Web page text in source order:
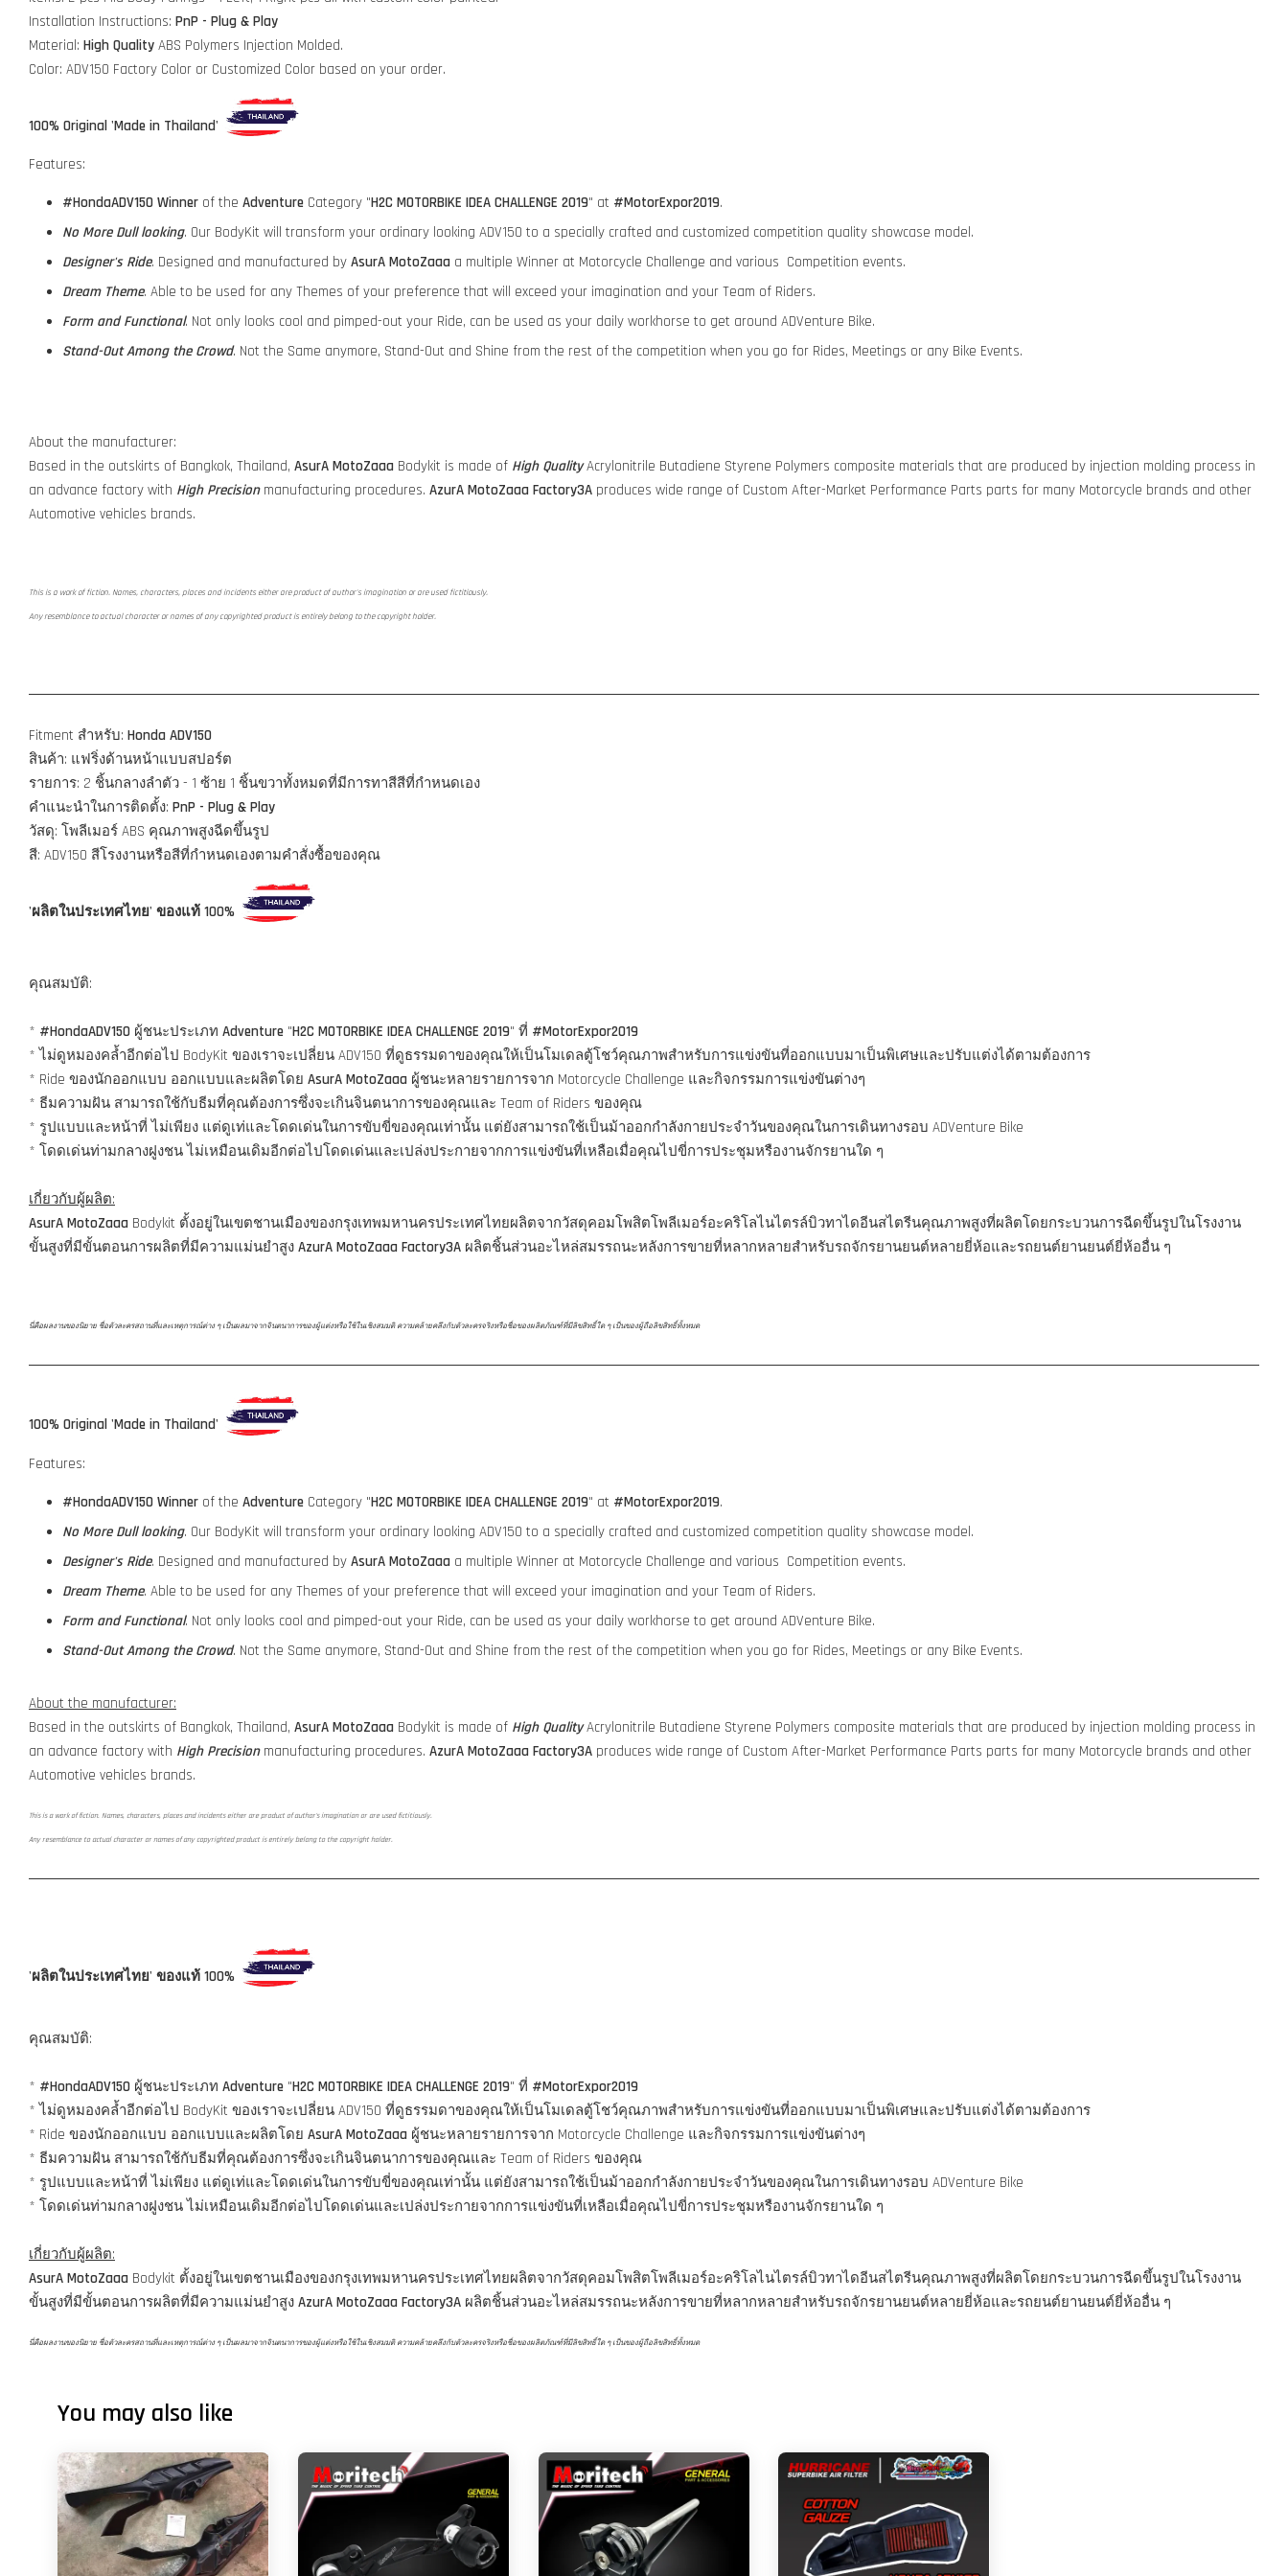
Installation Instructions: PnP - Plug & Play
Material: High Quality ABS Polymers Injection Molded.
Color: ADV150 Factory Color or Customized Color based on your order.
100% Original 'Made in Thailand'
Features:
#HondaADV150 Winner of the Adventure Category "H2C MOTORBIKE IDEA CHALLENGE 2019" at #MotorExpor2019.
No More Dull looking. Our BodyKit will transform your ordinary looking ADV150 to a specially crafted and customized competition quality showcase model.
Designer's Ride. Designed and manufactured by AsurA MotoZaaa a multiple Winner at Motorcycle Challenge and various Competition events.
Dream Theme. Able to be used for any Themes of your preference that will exceed your imagination and your Team of Riders.
Form and Functional. Not only looks cool and pimped-out your Ride, can be used as your daily workhorse to get around ADVenture Bike.
Stand-Out Among the Crowd. Not the Same anymore, Stand-Out and Shine from the rest of the competition when you go for Rides, Meetings or any Bike Events.
About the manufacturer:
Based in the outskirts of Bangkok, Thailand, AsurA MotoZaaa Bodykit is made of High QualityAcrylonitrile Butadiene Styrene Polymers composite materials that are produced by injection molding process in
an advance factory with High Precisionmanufacturing procedures. AzurA MotoZaaa Factory3A produces wide range of Custom After-Market Performance Parts parts for many Motorcycle brands and other
Automotive vehicles brands.
This is a work of fiction. Names, characters, places and incidents either are product of author's imagination or are used fictitiously.
Any resemblance to actual character or names of any copyrighted product is entirely belong to the copyright holder.
Fitment สำหรับ: Honda ADV150
สินค้า: แฟริ่งด้านหน้าแบบสปอร์ต
รายการ: 2 ชิ้นกลางลำตัว - 1 ซ้าย 1 ชิ้นขวาทั้งหมดที่มีการทาสีสีที่กำหนดเอง
คำแนะนำในการติดตั้ง: PnP - Plug & Play
วัสดุ: โพลีเมอร์ ABS คุณภาพสูงฉีดขึ้นรูป
สี: ADV150 สีโรงงานหรือสีที่กำหนดเองตามคำสั่งซื้อของคุณ
'ผลิตในประเทศไทย' ของแท้ 100%
คุณสมบัติ:
* #HondaADV150 ผู้ชนะประเภท Adventure "H2C MOTORBIKE IDEA CHALLENGE 2019" ที่ #MotorExpor2019
* ไม่ดูหมองคล้ำอีกต่อไป BodyKit ของเราจะเปลี่ยน ADV150 ที่ดูธรรมดาของคุณให้เป็นโมเดลตู้โชว์คุณภาพสำหรับการแข่งขันที่ออกแบบมาเป็นพิเศษและปรับแต่งได้ตามต้องการ
* Ride ของนักออกแบบ ออกแบบและผลิตโดย AsurA MotoZaaa ผู้ชนะหลายรายการจาก Motorcycle Challenge และกิจกรรมการแข่งขันต่างๆ
* ธีมความฝัน สามารถใช้กับธีมที่คุณต้องการซึ่งจะเกินจินตนาการของคุณและ Team of Riders ของคุณ
* รูปแบบและหน้าที่ ไม่เพียง แต่ดูเท่และโดดเด่นในการขับขี่ของคุณเท่านั้น แต่ยังสามารถใช้เป็นม้าออกกำลังกายประจำวันของคุณในการเดินทางรอบ ADVenture Bike
* โดดเด่นท่ามกลางฝูงชน ไม่เหมือนเดิมอีกต่อไปโดดเด่นและเปล่งประกายจากการแข่งขันที่เหลือเมื่อคุณไปขี่การประชุมหรืองานจักรยานใด ๆ
เกี่ยวกับผู้ผลิต:
AsurA MotoZaaa Bodykit ตั้งอยู่ในเขตชานเมืองของกรุงเทพมหานครประเทศไทยผลิตจากวัสดุคอมโพสิตโพลีเมอร์อะคริโลไนไตรล์บิวทาไดอีนสไตรีนคุณภาพสูงที่ผลิตโดยกระบวนการฉีดขึ้นรูปในโรงงาน
ขั้นสูงที่มีขั้นตอนการผลิตที่มีความแม่นยำสูง AzurA MotoZaaa Factory3A ผลิตชิ้นส่วนอะไหล่สมรรถนะหลังการขายที่หลากหลายสำหรับรถจักรยานยนต์หลายยี่ห้อและรถยนต์ยานยนต์ยี่ห้ออื่น ๆ
นี่คือผลงานของนิยาย ชื่อตัวละครสถานที่และเหตุการณ์ต่าง ๆ เป็นผลมาจากจินตนาการของผู้แต่งหรือใช้ในเชิงสมมติ ความคล้ายคลึงกับตัวละครจริงหรือชื่อของผลิตภัณฑ์ที่มีลิขสิทธิ์ใด ๆ เป็นของผู้ถือลิขสิทธิ์ทั้งหมด
100% Original 'Made in Thailand'
Features:
#HondaADV150 Winner of the Adventure Category "H2C MOTORBIKE IDEA CHALLENGE 2019" at #MotorExpor2019.
No More Dull looking. Our BodyKit will transform your ordinary looking ADV150 to a specially crafted and customized competition quality showcase model.
Designer's Ride. Designed and manufactured by AsurA MotoZaaa a multiple Winner at Motorcycle Challenge and various Competition events.
Dream Theme. Able to be used for any Themes of your preference that will exceed your imagination and your Team of Riders.
Form and Functional. Not only looks cool and pimped-out your Ride, can be used as your daily workhorse to get around ADVenture Bike.
Stand-Out Among the Crowd. Not the Same anymore, Stand-Out and Shine from the rest of the competition when you go for Rides, Meetings or any Bike Events.
About the manufacturer:
Based in the outskirts of Bangkok, Thailand, AsurA MotoZaaa Bodykit is made of High QualityAcrylonitrile Butadiene Styrene Polymers composite materials that are produced by injection molding process in
an advance factory with High Precisionmanufacturing procedures. AzurA MotoZaaa Factory3A produces wide range of Custom After-Market Performance Parts parts for many Motorcycle brands and other
Automotive vehicles brands.
This is a work of fiction. Names, characters, places and incidents either are product of author's imagination or are used fictitiously.
Any resemblance to actual character or names of any copyrighted product is entirely belong to the copyright holder.
'ผลิตในประเทศไทย' ของแท้ 100%
คุณสมบัติ:
* #HondaADV150 ผู้ชนะประเภท Adventure "H2C MOTORBIKE IDEA CHALLENGE 2019" ที่ #MotorExpor2019
* ไม่ดูหมองคล้ำอีกต่อไป BodyKit ของเราจะเปลี่ยน ADV150 ที่ดูธรรมดาของคุณให้เป็นโมเดลตู้โชว์คุณภาพสำหรับการแข่งขันที่ออกแบบมาเป็นพิเศษและปรับแต่งได้ตามต้องการ
* Ride ของนักออกแบบ ออกแบบและผลิตโดย AsurA MotoZaaa ผู้ชนะหลายรายการจาก Motorcycle Challenge และกิจกรรมการแข่งขันต่างๆ
* ธีมความฝัน สามารถใช้กับธีมที่คุณต้องการซึ่งจะเกินจินตนาการของคุณและ Team of Riders ของคุณ
* รูปแบบและหน้าที่ ไม่เพียง แต่ดูเท่และโดดเด่นในการขับขี่ของคุณเท่านั้น แต่ยังสามารถใช้เป็นม้าออกกำลังกายประจำวันของคุณในการเดินทางรอบ ADVenture Bike
* โดดเด่นท่ามกลางฝูงชน ไม่เหมือนเดิมอีกต่อไปโดดเด่นและเปล่งประกายจากการแข่งขันที่เหลือเมื่อคุณไปขี่การประชุมหรืองานจักรยานใด ๆ
เกี่ยวกับผู้ผลิต:
AsurA MotoZaaa Bodykit ตั้งอยู่ในเขตชานเมืองของกรุงเทพมหานครประเทศไทยผลิตจากวัสดุคอมโพสิตโพลีเมอร์อะคริโลไนไตรล์บิวทาไดอีนสไตรีนคุณภาพสูงที่ผลิตโดยกระบวนการฉีดขึ้นรูปในโรงงาน
ขั้นสูงที่มีขั้นตอนการผลิตที่มีความแม่นยำสูง AzurA MotoZaaa Factory3A ผลิตชิ้นส่วนอะไหล่สมรรถนะหลังการขายที่หลากหลายสำหรับรถจักรยานยนต์หลายยี่ห้อและรถยนต์ยานยนต์ยี่ห้ออื่น ๆ
นี่คือผลงานของนิยาย ชื่อตัวละครสถานที่และเหตุการณ์ต่าง ๆ เป็นผลมาจากจินตนาการของผู้แต่งหรือใช้ในเชิงสมมติ ความคล้ายคลึงกับตัวละครจริงหรือชื่อของผลิตภัณฑ์ที่มีลิขสิทธิ์ใด ๆ เป็นของผู้ถือลิขสิทธิ์ทั้งหมด
You may also like